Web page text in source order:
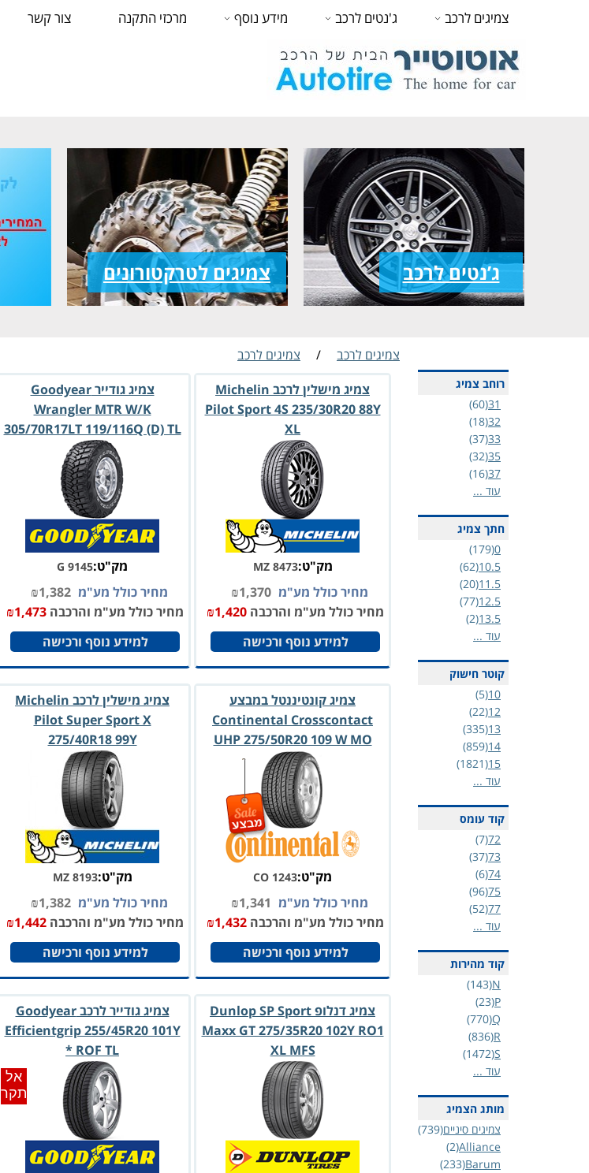
צמיגים לרכב ג'נטים לרכב מידע נוסף מרכזי התקנה צור קשר
ג’נטים לרכב צמיגים לטרקטורונים
רוחב צמיג
31
(60)
32
(18)
33
(37)
35
(32)
37
(16)
עוד ...
חתך צמיג
0
(179)
10.5
(62)
11.5
(20)
12.5
(77)
13.5
(2)
עוד ...
קוטר חישוק
10
(5)
12
(22)
13
(335)
14
(859)
15
(1821)
עוד ...
קוד עומס
72
(7)
73
(37)
74
(6)
75
(96)
77
(52)
עוד ...
קוד מהירות
N
(143)
P
(23)
Q
(770)
R
(836)
S
(1472)
עוד ...
מותג הצמיג
צמיגים סיניים(739)
Alliance
(2)
Barum
(233)
צמיגים לרכב /
צמיגים לרכב
צמיג מישלין לרכב Michelin
Pilot Sport 4S 235/30R20 88Y
XL
מק"ט:MZ 8473
מחיר כולל מע"מ ₪1,370
מחיר כולל מע"מ והרכבה
₪1,420
למידע נוסף ורכישה
צמיג גודייר Goodyear
Wrangler MTR W/K
305/70R17LT 119/116Q (D) TL
מק"ט:G 9145
מחיר כולל מע"מ ₪1,382
מחיר כולל מע"מ והרכבה
₪1,473
למידע נוסף ורכישה
צמיג קונטיננטל במבצע
Continental Crosscontact
UHP 275/50R20 109 W MO
מק"ט:CO 1243
מחיר כולל מע"מ ₪1,341
מחיר כולל מע"מ והרכבה
₪1,432
למידע נוסף ורכישה
צמיג מישלין לרכב Michelin
Pilot Super Sport X
275/40R18 99Y
מק"ט:MZ 8193
מחיר כולל מע"מ ₪1,382
מחיר כולל מע"מ והרכבה
₪1,442
למידע נוסף ורכישה
צמיג דנלופ Dunlop SP Sport
Maxx GT 275/35R20 102Y RO1
XL MFS
צמיג גודייר לרכב Goodyear
Efficientgrip 255/45R20 101Y
* ROF TL
אל
תקר